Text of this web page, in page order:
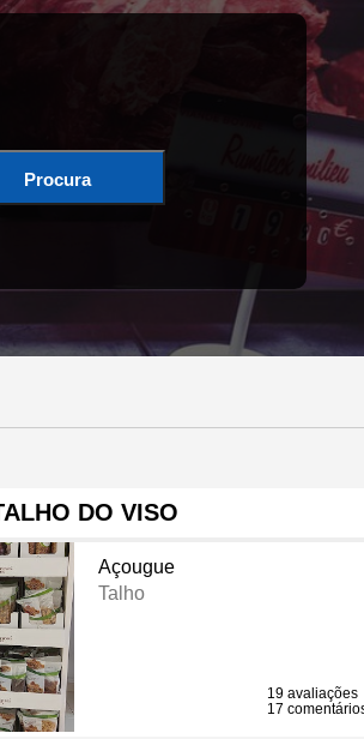
Procura
DO VISO
Açougue
Talho
19 avaliações
17